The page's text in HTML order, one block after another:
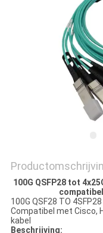
100G QSFP28 tot
100G QSF28 TO
Compatibel met Cisco,
kabel
Beschrijving: